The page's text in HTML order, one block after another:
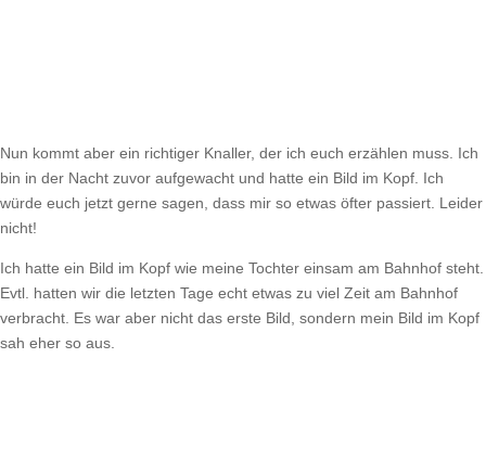
Nun kommt aber ein richtiger Knaller, der ich euch erzählen muss. Ich
bin in der Nacht zuvor aufgewacht und hatte ein Bild im Kopf. Ich
würde euch jetzt gerne sagen, dass mir so etwas öfter passiert. Leider
nicht!
Ich hatte ein Bild im Kopf wie meine Tochter einsam am Bahnhof steht.
Evtl. hatten wir die letzten Tage echt etwas zu viel Zeit am Bahnhof
verbracht. Es war aber nicht das erste Bild, sondern mein Bild im Kopf
sah eher so aus.